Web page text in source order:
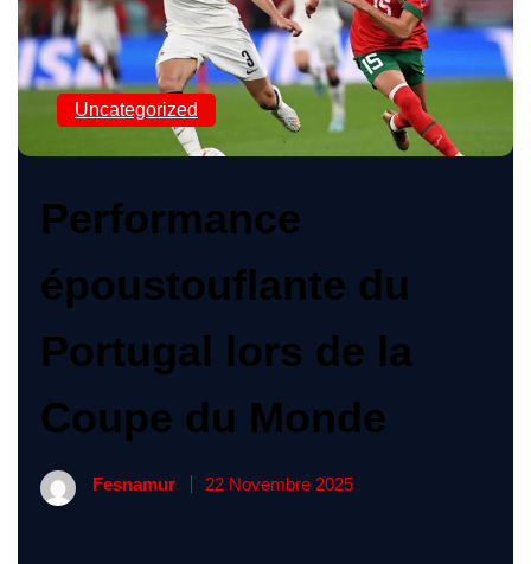
Uncategorized
Performance
époustouflante du
Portugal lors de la
Coupe du Monde
Fesnamur 22 Novembre 2025